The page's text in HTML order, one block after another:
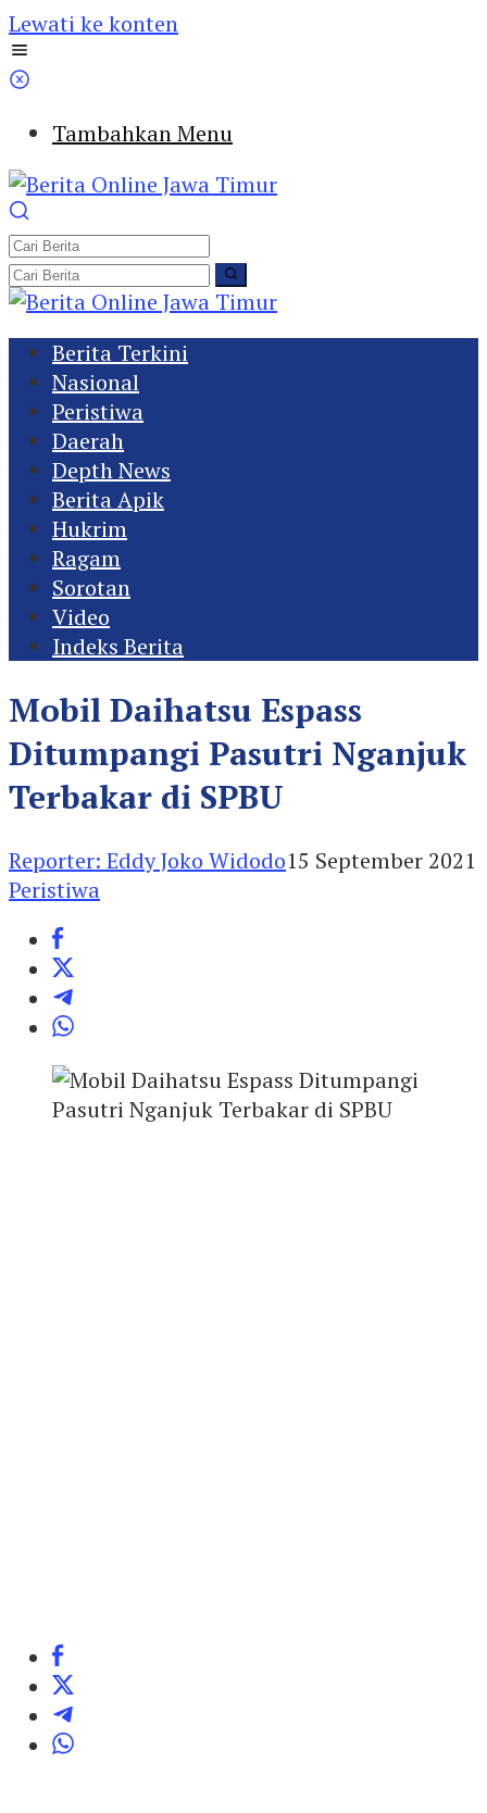
Lewati ke konten
Tambahkan Menu
Berita Terkini
Nasional
Peristiwa
Daerah
Depth News
Berita Apik
Hukrim
Ragam
Sorotan
Video
Indeks Berita
Mobil Daihatsu Espass
Ditumpangi Pasutri Nganjuk
Terbakar di SPBU
Reporter: Eddy Joko Widodo15 September 2021
Peristiwa